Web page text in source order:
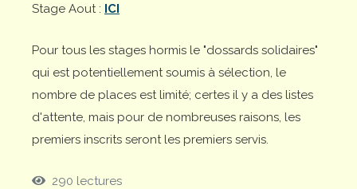
Stage Aout : ICI
Pour tous les stages hormis le "dossards solidaires"
qui est potentiellement soumis à sélection, le
nombre de places est limité; certes il y a des listes
d'attente, mais pour de nombreuses raisons, les
premiers inscrits seront les premiers servis.
290 lectures